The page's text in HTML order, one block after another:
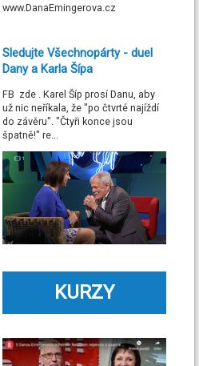
www.DanaEmingerova.cz
Sledujte Všechnopárty - duel
Dany a Karla Šípa
FB zde . Karel Šíp prosí Danu, aby
už nic neříkala, že "po čtvrté najíždí
do závěru". "Čtyři konce jsou
špatně!" re...
KURZY